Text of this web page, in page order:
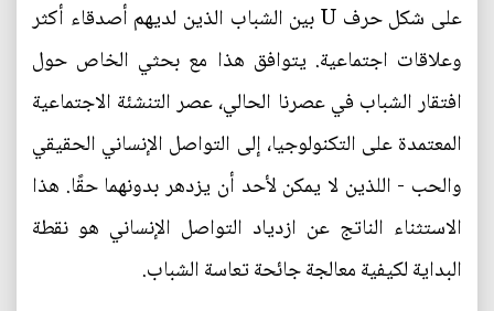
على شكل حرف U بين الشباب الذين لديهم أصدقاء أكثر
وعلاقات اجتماعية. يتوافق هذا مع بحثي الخاص حول
افتقار الشباب في عصرنا الحالي، عصر التنشئة الاجتماعية
المعتمدة على التكنولوجيا، إلى التواصل الإنساني الحقيقي
والحب - اللذين لا يمكن لأحد أن يزدهر بدونهما حقًا. هذا
الاستثناء الناتج عن ازدياد التواصل الإنساني هو نقطة
البداية لكيفية معالجة جائحة تعاسة الشباب.